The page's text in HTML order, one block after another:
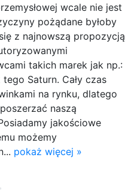
wcale nie jest
pożądane byłoby
z najnowszą propozycją
takich marek jak np.:
Saturn. Cały czas
na rynku, dlatego
naszą
jakościowe
możemy
pokaż więcej »